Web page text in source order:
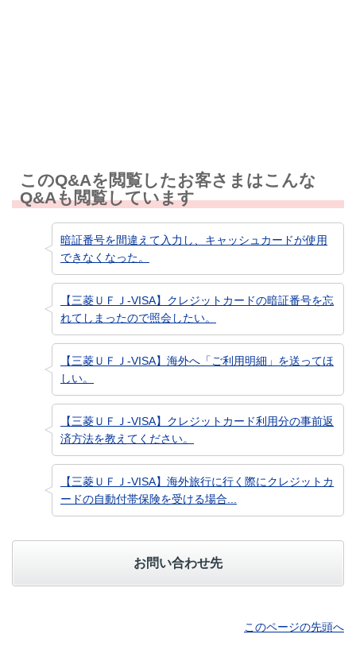
このQ&Aを閲覧したお客さまはこんな
Q&Aも閲覧しています
暗証番号を間違えて入力し、キャッシュカードが使用
できなくなった。
【三菱ＵＦＪ-VISA】クレジットカードの暗証番号を忘
れてしまったので照会したい。
【三菱ＵＦＪ-VISA】海外へ「ご利用明細」を送ってほ
しい。
【三菱ＵＦＪ-VISA】クレジットカード利用分の事前返
済方法を教えてください。
【三菱ＵＦＪ-VISA】海外旅行に行く際にクレジットカ
ードの自動付帯保険を受ける場合...
お問い合わせ先
このページの先頭へ